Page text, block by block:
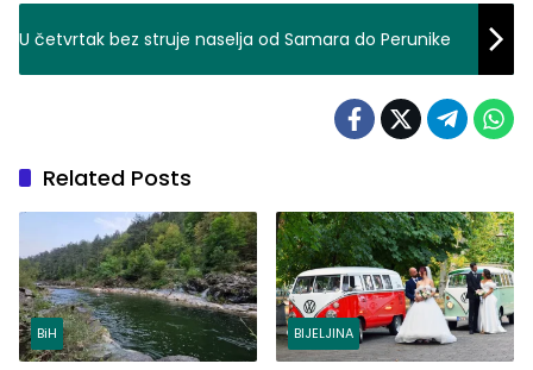
U četvrtak bez struje naselja od Samara do Perunike
Related Posts
BiH BIJELJINA